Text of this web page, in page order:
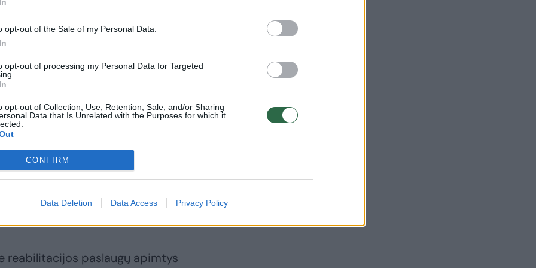
opt-out of the Sale of my Personal Data.
opt-out of processing my Personal Data for Targeted
opt-out of Collection, Use, Retention, Sale, and/or Sharing
Data that Is Unrelated with the Purposes for which it
CONFIRM
Data Deletion Data Access Privacy Policy
išsinuomoti
gydymo įstaigoms nebėra
todėl gyventojams gali būti
gerokai laisviau“, – sako VLK
skyriaus patarėja R. Venclovienė.
reabilitacijos paslaugų apimtys